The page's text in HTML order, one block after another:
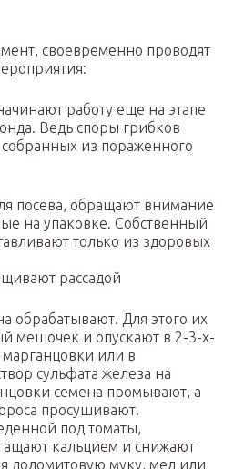
своевременно проводят
работу еще на этапе
Ведь споры грибков
собранных из пораженного
посева, обращают внимание
на упаковке. Собственный
только из здоровых
рассадой
обрабатывают. Для этого их
мешочек и опускают в 2-3-х-
или в
сульфата железа на
семена промывают, а
просушивают.
под томаты,
кальцием и снижают
доломитовую муку, мел или